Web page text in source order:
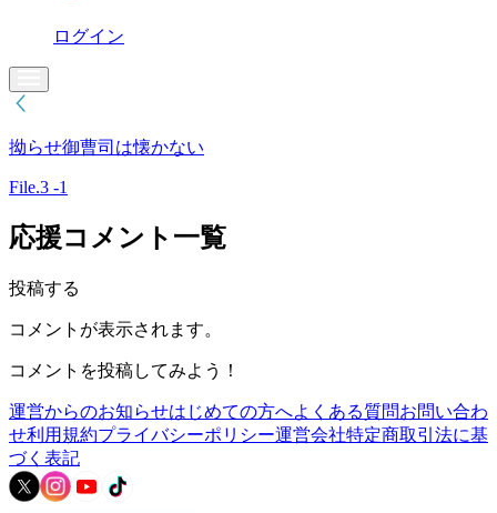
ログイン
拗らせ御曹司は懐かない
File.3 -1
応援コメント一覧
投稿する
コメントが表示されます。
コメントを投稿してみよう！
運営からのお知らせはじめての方へよくある質問お問い合わ
せ利用規約プライバシーポリシー運営会社特定商取引法に基
づく表記